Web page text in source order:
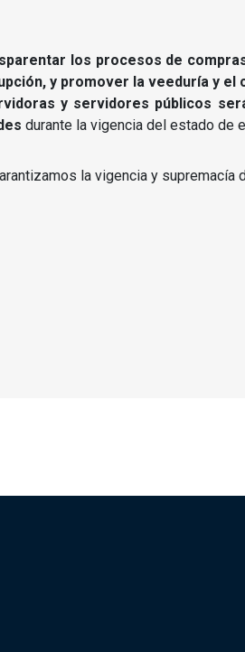
los procesos de
y promover la veeduría y el
y servidores públicos
durante la vigencia del estado de
la vigencia y supremacía